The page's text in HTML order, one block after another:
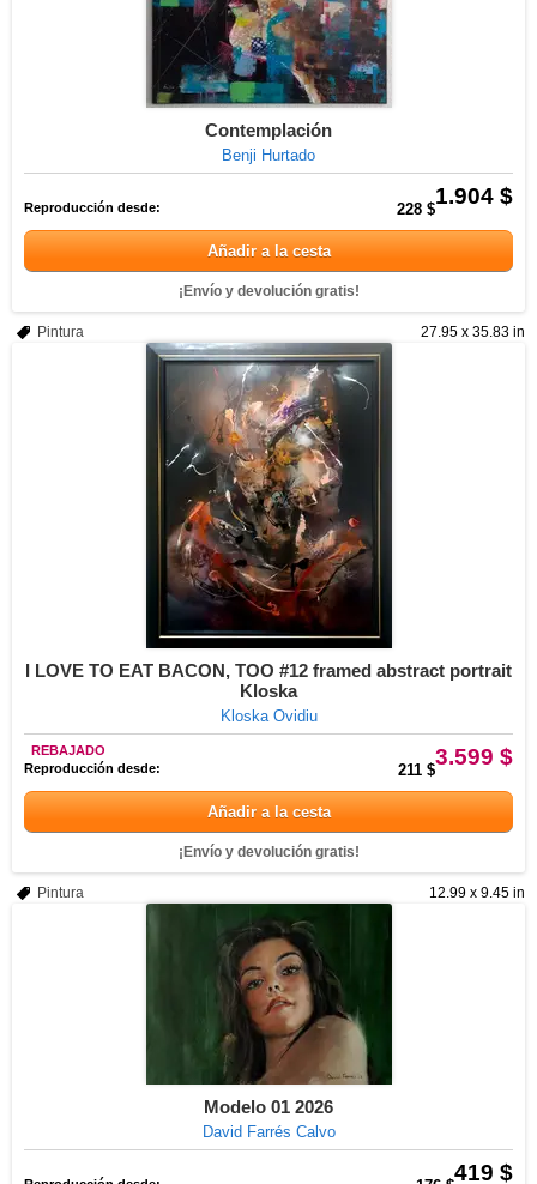
Contemplación
Benji Hurtado
1.904 $
Reproducción desde: 228 $
Añadir a la cesta
¡Envío y devolución gratis!
27.95 x 35.83 in
Pintura
I LOVE TO EAT BACON, TOO #12 framed abstract portrait
Kloska
Kloska Ovidiu
3.599 $
REBAJADO
Reproducción desde:
211 $
Añadir a la cesta
¡Envío y devolución gratis!
12.99 x 9.45 in
Pintura
Modelo 01 2026
David Farrés Calvo
419 $